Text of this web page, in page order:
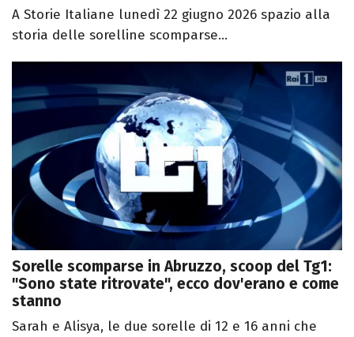
A Storie Italiane lunedì 22 giugno 2026 spazio alla
storia delle sorelline scomparse...
Sorelle scomparse in Abruzzo, scoop del Tg1:
"Sono state ritrovate", ecco dov'erano e come
stanno
Sarah e Alisya, le due sorelle di 12 e 16 anni che